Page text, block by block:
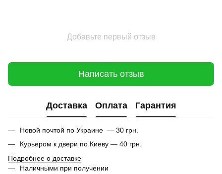
Добавьте первый отзыв
Написать отзыв
Доставка Оплата Гарантия
Новой почтой по Украине — 30 грн.
Курьером к двери по Киеву — 40 грн.
Подробнее о доставке
Наличными при получении